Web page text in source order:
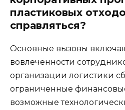
пластиковых
справляться?
Основные вызовы
вовлечённости
организации логистики
ограниченные
возможные